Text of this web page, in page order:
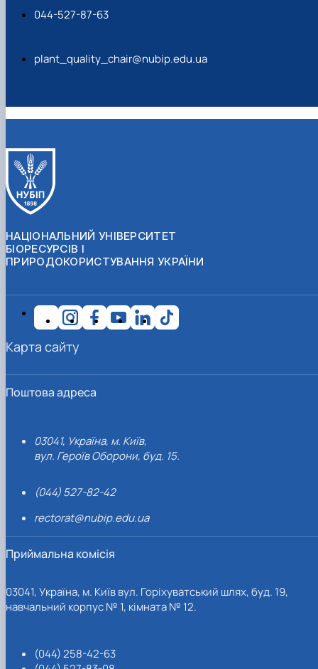
044-527-87-63
plant_quality_chair@nubip.edu.ua
НАЦІОНАЛЬНИЙ УНІВЕРСИТЕТ
БІОРЕСУРСІВ І
ПРИРОДОКОРИСТУВАННЯ УКРАЇНИ
Поштова адреса
03041, Україна, м. Київ,
вул. Героїв Оборони, буд. 15.
(044) 527-82-42
rectorat@nubip.edu.ua
Приймальна комісія
03041, Україна, м. Київ вул. Горіхуватський шлях, буд. 19,
навчальний корпус № 1, кімната № 12.
(044) 258-42-63
Карта сайту